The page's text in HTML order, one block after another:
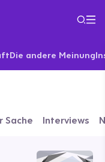
Die andere Meinung
Sache Interviews